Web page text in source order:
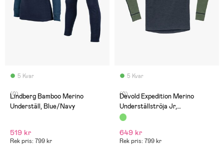
5 Kvar
(0)
Lindberg Bamboo Merino
Underställ, Blue/Navy
519 kr
Rek pris: 799 kr
5 Kvar
(0)
Devold Expedition Merino
Underställströja Jr,
Night/Forest
649 kr
Rek pris: 799 kr